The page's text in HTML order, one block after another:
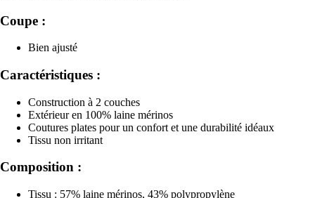
Coupe :
Bien ajusté
Caractéristiques :
Construction à 2 couches
Extérieur en 100% laine mérinos
Coutures plates pour un confort et une durabilité idéaux
Tissu non irritant
Composition :
Tissu : 57% laine mérinos, 43% polypropylène